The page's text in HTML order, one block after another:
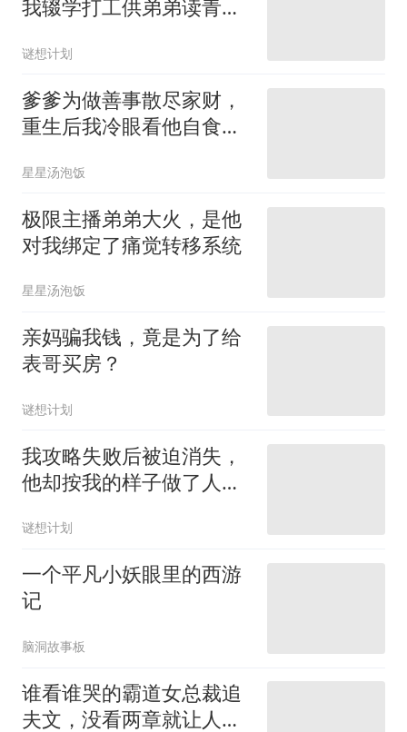
我辍学打工供弟弟读青
谜想计划
爹爹为做善事散尽家财，
重生后我冷眼看他自食恶
星星汤泡饭
极限主播弟弟大火，是他
对我绑定了痛觉转移系统
星星汤泡饭
亲妈骗我钱，竟是为了给
表哥买房？
谜想计划
我攻略失败后被迫消失，
他却按我的样子做了人
谜想计划
一个平凡小妖眼里的西游
记
脑洞故事板
谁看谁哭的霸道女总裁追
夫文，没看两章就让人破